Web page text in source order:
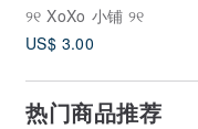
୨୧ XoXo 小铺 ୨୧
US$ 3.00
热门商品推荐